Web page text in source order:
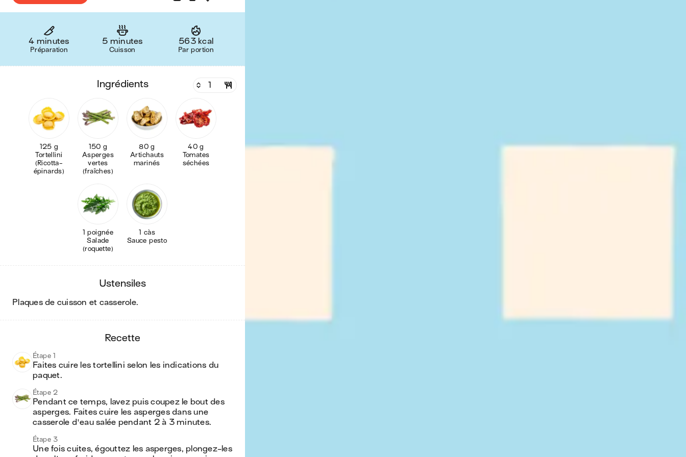
4 minutes
Préparation
5 minutes
Cuisson
563 kcal
Par portion
ingrédients
125 g
Tortellini
(Ricotta-
épinards)
150 g
Asperges
vertes
(fraîches)
80 g
Artichauts
marinés
40 g
Tomates
séchées
1 poignée
Salade
(roquette)
1 càs
Sauce pesto
ustensiles
plaques de cuisson et casserole.
recette
Étape 1
Faites cuire les tortellini selon les indications du
paquet.
Étape 2
Pendant ce temps, lavez puis coupez le bout des
asperges. Faites cuire les asperges dans une
casserole d'eau salée pendant 2 à 3 minutes.
Étape 3
Une fois cuites, égouttez les asperges, plongez-les